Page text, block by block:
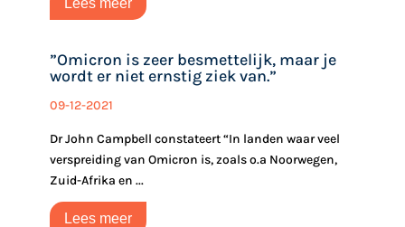
Lees meer
‎”Omicron is zeer besmettelijk, maar je
wordt er niet ernstig ziek van.”
09-12-2021
Dr John Campbell constateert “In landen waar veel
verspreiding van Omicron is, zoals o.a Noorwegen,
Zuid-Afrika en ...
Lees meer